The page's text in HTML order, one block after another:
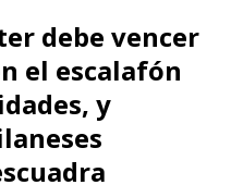
debe vencer
el escalafón
y